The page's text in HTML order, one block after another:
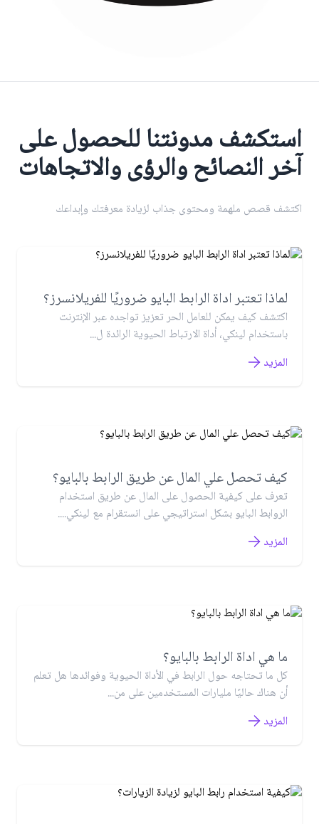
استكشف مدونتنا للحصول على
آخر النصائح والرؤى والاتجاهات
اكتشف قصص ملهمة ومحتوى جذاب لزيادة معرفتك وإبداعك
لماذا تعتبر اداة الرابط البايو ضروريًا للفريلانسرز؟
اكتشف كيف يمكن للعامل الحر تعزيز تواجده عبر الإنترنت
باستخدام لينكي، أداة الارتباط الحيوية الرائدة ل...
المزيد
كيف تحصل علي المال عن طريق الرابط بالبايو؟
تعرف على كيفية الحصول على المال عن طريق استخدام
الروابط البايو بشكل استراتيجي على انستقرام مع لينكي....
المزيد
ما هي اداة الرابط بالبايو؟
كل ما تحتاجه حول الرابط في الأداة الحيوية وفوائدها هل تعلم
أن هناك حاليًا مليارات المستخدمين على من...
المزيد